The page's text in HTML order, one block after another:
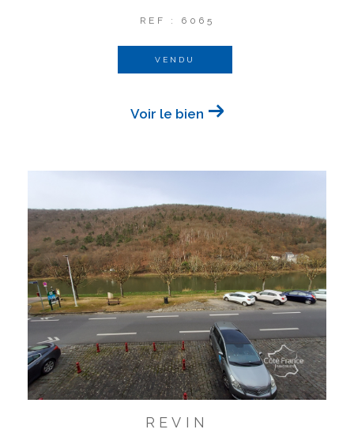
REF : 6065
VENDU
Voir le bien
REVIN